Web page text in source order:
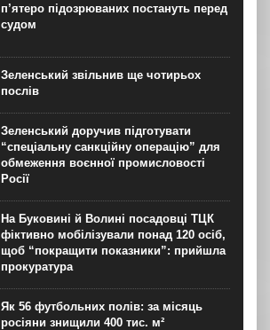
п’ятеро підозрюваних постануть перед
судом
Зеленський звільнив ще чотирьох
послів
Зеленський доручив підготувати
“спеціальну санкційну операцію” для
обмеження воєнної промисловості
Росії
На Буковині й Волині посадовці ТЦК
фіктивно мобілізували понад 120 осіб,
щоб “покращити показники”: прийшла
прокуратура
Як 56 футбольних полів: за місяць
росіяни знищили 400 тис. м²